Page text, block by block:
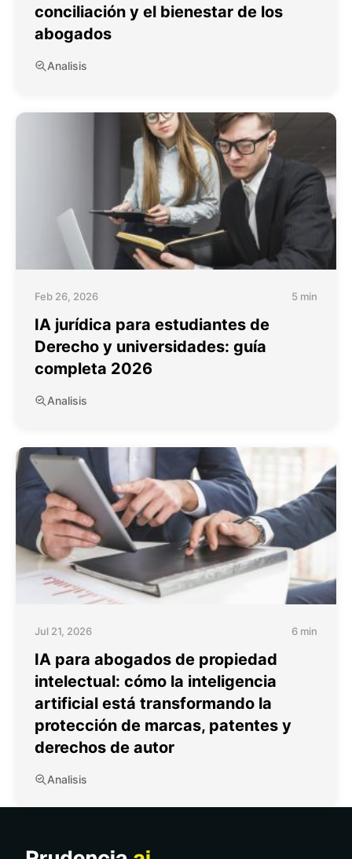
conciliación y el bienestar de los
abogados
Analisis
Feb 26, 2026 5 min
IA jurídica para estudiantes de
Derecho y universidades: guía
completa 2026
Analisis
Jul 21, 2026 6 min
IA para abogados de propiedad
intelectual: cómo la inteligencia
artificial está transformando la
protección de marcas, patentes y
derechos de autor
Analisis